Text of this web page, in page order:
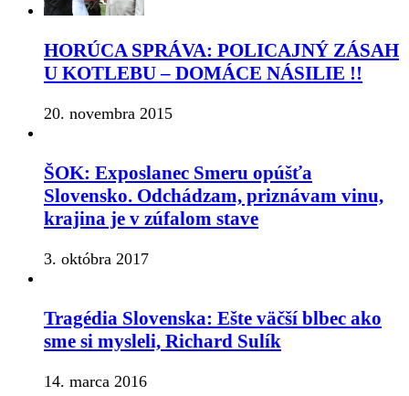
HORÚCA SPRÁVA: POLICAJNÝ ZÁSAH
U KOTLEBU – DOMÁCE NÁSILIE !!
20. novembra 2015
ŠOK: Exposlanec Smeru opúšťa
Slovensko. Odchádzam, priznávam vinu,
krajina je v zúfalom stave
3. októbra 2017
Tragédia Slovenska: Ešte väčší blbec ako
sme si mysleli, Richard Sulík
14. marca 2016